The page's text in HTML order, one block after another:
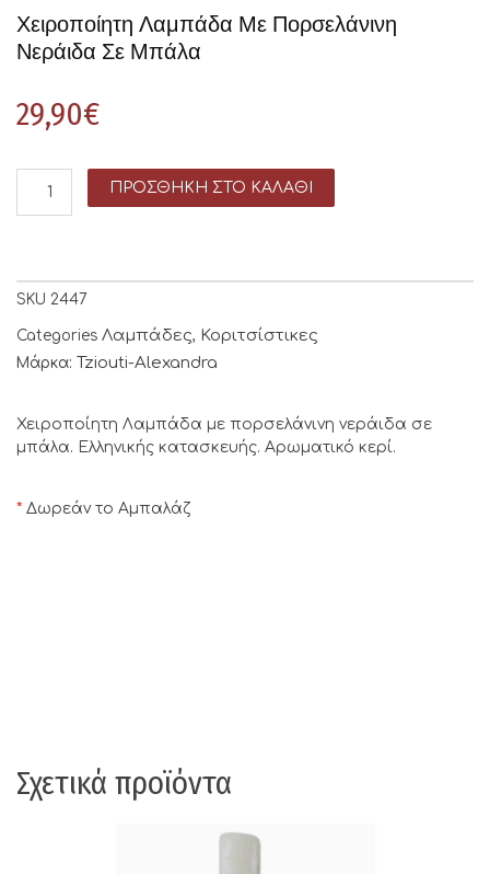
Χειροποίητη Λαμπάδα Με Πορσελάνινη
Νεράιδα Σε Μπάλα
29,90€
ΠΡΟΣΘΉΚΗ ΣΤΟ ΚΑΛΆΘΙ
SKU 2447
Categories Λαμπάδες, Κοριτσίστικες
Μάρκα: Tziouti-Alexandra
Χειροποίητη Λαμπάδα με πορσελάνινη νεράιδα σε
μπάλα. Ελληνικής κατασκευής. Αρωματικό κερί.
* Δωρεάν το Αμπαλάζ
Σχετικά προϊόντα